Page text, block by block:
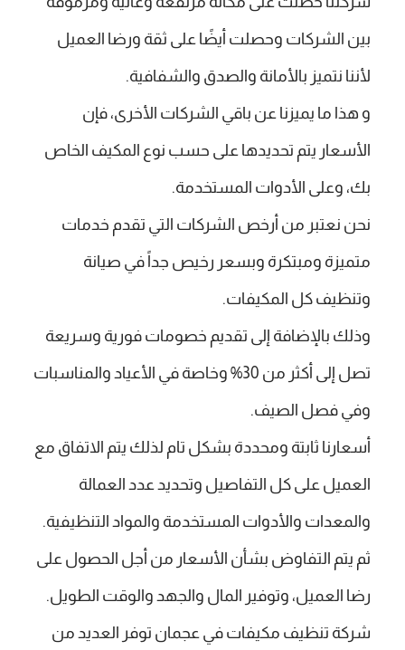
بين الشركات وحصلت أيضًا على ثقة ورضا العميل
لأننا نتميز بالأمانة والصدق والشفافية.
و هذا ما يميزنا عن باقي الشركات الأخرى، فإن
الأسعار يتم تحديدها على حسب نوع المكيف الخاص
بك، وعلى الأدوات المستخدمة.
نحن نعتبر من أرخص الشركات التي تقدم خدمات
متميزة ومبتكرة وبسعر رخيص جداً في صيانة
وتنظيف كل المكيفات.
وذلك بالإضافة إلى تقديم خصومات فورية وسريعة
تصل إلى أكثر من 30% وخاصة في الأعياد والمناسبات
وفي فصل الصيف.
أسعارنا ثابتة ومحددة بشكل تام لذلك يتم الاتفاق مع
العميل على كل التفاصيل وتحديد عدد العمالة
والمعدات والأدوات المستخدمة والمواد التنظيفية.
ثم يتم التفاوض بشأن الأسعار من أجل الحصول على
رضا العميل، وتوفير المال والجهد والوقت الطويل.
شركة تنظيف مكيفات في عجمان توفر العديد من